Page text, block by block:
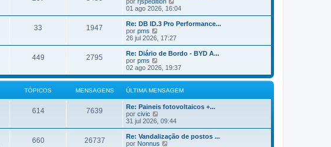
m
n
s
a
g
m
m
a
e
s
a
g
m
ú
t
i
m
a
e
s
a
e
m
e
j
a
ú
i
m
a
M
n
s
a
e
m
01 ago 2026, 16:04
33 1947
Re: DB ID.3 Pro Performance...
por pms
e
j
a
ú
t
i
m
a
M
n
s
a
g
26 jul 2026, 17:27
449 2795
Re: Diário de Bordo - BYD A...
por pms
e
j
a
a
t
m
a
M
e
02 ago 2026, 19:37
TÓPICOS MENSAGENS ÚLTIMA MENSAGEM
614 7639
Re: Paineis fotovoltaicos +...
por civic
e
j
a
a
31 jul 2026, 09:44
660 26737
Re: Vandalização de postos ...
por Nonnus